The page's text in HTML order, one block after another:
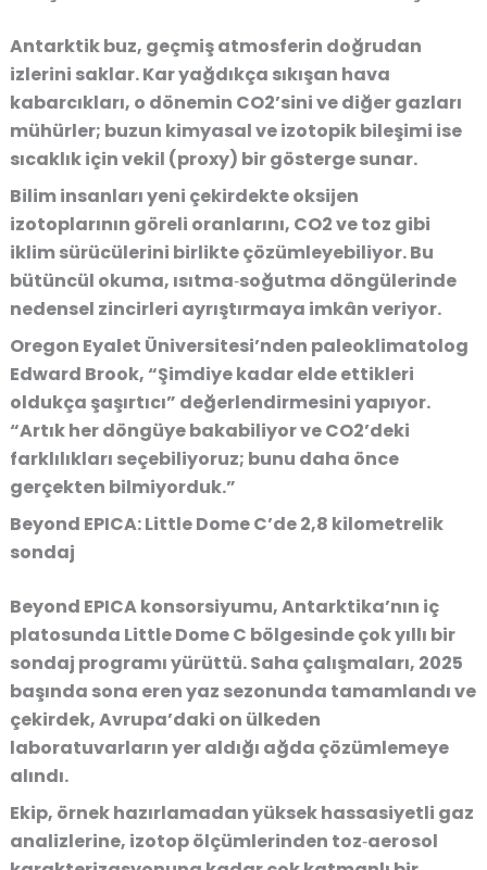
Antarktik buz, geçmiş atmosferin doğrudan
izlerini saklar. Kar yağdıkça sıkışan hava
kabarcıkları, o dönemin CO2’sini ve diğer gazları
mühürler; buzun kimyasal ve izotopik bileşimi ise
sıcaklık için vekil (proxy) bir gösterge sunar.
Bilim insanları yeni çekirdekte oksijen
izotoplarının göreli oranlarını, CO2 ve toz gibi
iklim sürücülerini birlikte çözümleyebiliyor. Bu
bütüncül okuma, ısıtma‑soğutma döngülerinde
nedensel zincirleri ayrıştırmaya imkân veriyor.
Oregon Eyalet Üniversitesi’nden paleoklimatolog
Edward Brook, “Şimdiye kadar elde ettikleri
oldukça şaşırtıcı” değerlendirmesini yapıyor.
“Artık her döngüye bakabiliyor ve CO2’deki
farklılıkları seçebiliyoruz; bunu daha önce
gerçekten bilmiyorduk.”
Beyond EPICA: Little Dome C’de 2,8 kilometrelik
sondaj
Beyond EPICA konsorsiyumu, Antarktika’nın iç
platosunda Little Dome C bölgesinde çok yıllı bir
sondaj programı yürüttü. Saha çalışmaları, 2025
başında sona eren yaz sezonunda tamamlandı ve
çekirdek, Avrupa’daki on ülkeden
laboratuvarların yer aldığı ağda çözümlemeye
alındı.
Ekip, örnek hazırlamadan yüksek hassasiyetli gaz
analizlerine, izotop ölçümlerinden toz‑aerosol